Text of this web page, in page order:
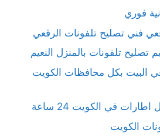
فوري
فني تصليح تلفونات الرقعي
تصليح تلفونات بالمنزل النعيم
البيت بكل محافظات الكويت
في الكويت 24 ساعة
الكويت